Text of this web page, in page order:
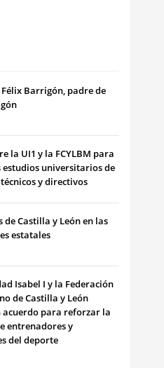
Barrigón, padre de
la UI1 y la FCYLBM para
universitarios de
y directivos
Castilla y León en las
estatales
Isabel I y la Federación
de Castilla y León
acuerdo para reforzar la
entrenadores y
del deporte